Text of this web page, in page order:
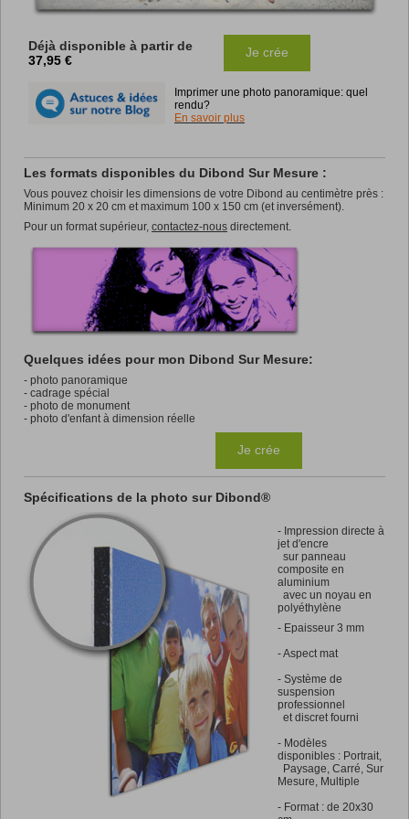
Déjà disponible à partir de
37,95 €
Je crée
Imprimer une photo panoramique: quel
rendu?
En savoir plus
Les formats disponibles du Dibond Sur Mesure :
Vous pouvez choisir les dimensions de votre Dibond au centimètre près :
Minimum 20 x 20 cm et maximum 100 x 150 cm (et inversément).
Pour un format supérieur, contactez-nous directement.
Quelques idées pour mon Dibond Sur Mesure:
- photo panoramique
- cadrage spécial
- photo de monument
- photo d'enfant à dimension réelle
Je crée
Spécifications de la photo sur Dibond®
- Impression directe à
jet d'encre
sur panneau
composite en
aluminium
avec un noyau en
polyéthylène
- Epaisseur 3 mm
- Aspect mat
- Système de
suspension
professionnel
et discret fourni
- Modèles
disponibles : Portrait,
Paysage, Carré, Sur
Mesure, Multiple
- Format : de 20x30